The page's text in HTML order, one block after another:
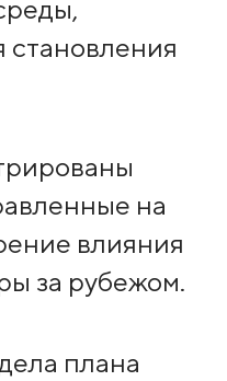
становления
на
влияния
за рубежом.
плана